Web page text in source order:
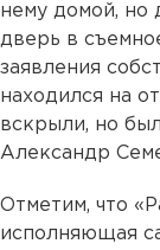
нему домой, но
дверь в
заявления
находился на
вскрыли, но
Александр
Отметим, что
исполняющая